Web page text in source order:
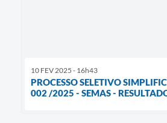
10 FEV 2025 - 16h43
PROCESSO SELETIVO
002 /2025 - SEMAS -